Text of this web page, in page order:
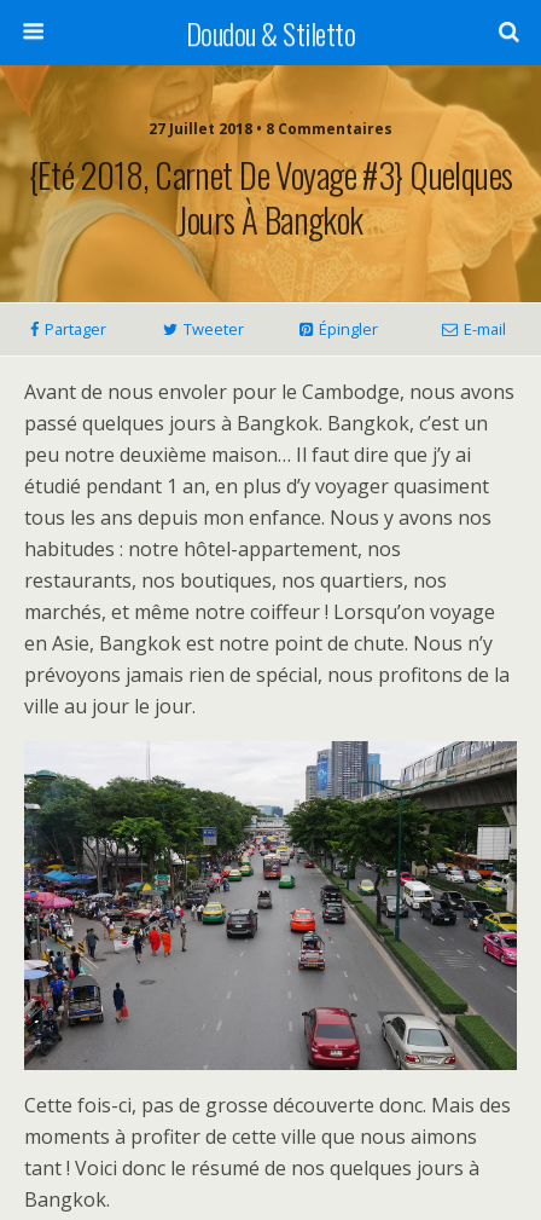
Doudou & Stiletto
27 Juillet 2018 • 8 Commentaires
{Eté 2018, Carnet De Voyage #3} Quelques
Jours À Bangkok
Partager Tweeter Épingler E-mail
Avant de nous envoler pour le Cambodge, nous avons
passé quelques jours à Bangkok. Bangkok, c’est un
peu notre deuxième maison… Il faut dire que j’y ai
étudié pendant 1 an, en plus d’y voyager quasiment
tous les ans depuis mon enfance. Nous y avons nos
habitudes : notre hôtel-appartement, nos
restaurants, nos boutiques, nos quartiers, nos
marchés, et même notre coiffeur ! Lorsqu’on voyage
en Asie, Bangkok est notre point de chute. Nous n’y
prévoyons jamais rien de spécial, nous profitons de la
ville au jour le jour.
Cette fois-ci, pas de grosse découverte donc. Mais des
moments à profiter de cette ville que nous aimons
tant ! Voici donc le résumé de nos quelques jours à
Bangkok.